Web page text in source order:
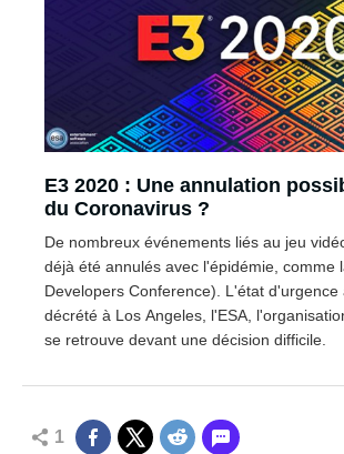
E3 2020 : Une annulation
du Coronavirus ?
De nombreux événements liés au jeu
déjà été annulés avec l'épidémie, comme
Developers Conference). L'état d'urgence
décrété à Los Angeles, l'ESA,
se retrouve devant une décision difficile.
1